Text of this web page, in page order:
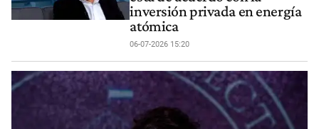
inversión privada en energía
atómica
06-07-2026 15:20